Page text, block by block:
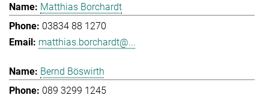
Matthias Borchardt
03834 88 1270
matthias.borchardt@...
Bernd Böswirth
089 3299 1245